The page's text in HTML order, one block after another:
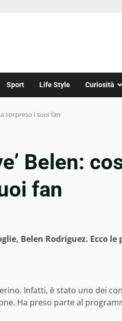
Sport Life Style Curiosità
sorpreso i suoi fan
Belen:
fan
Belen Rodriguez. Ecco le
Infatti, è stato uno dei
Ha preso parte al